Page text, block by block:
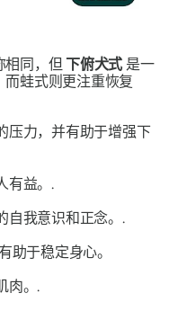
相同，但下俯犬式 是一
蛙式则更注重恢复
压力，并有助于增强下
有益。.
自我意识和正念。.
助于稳定身心。
肉。.